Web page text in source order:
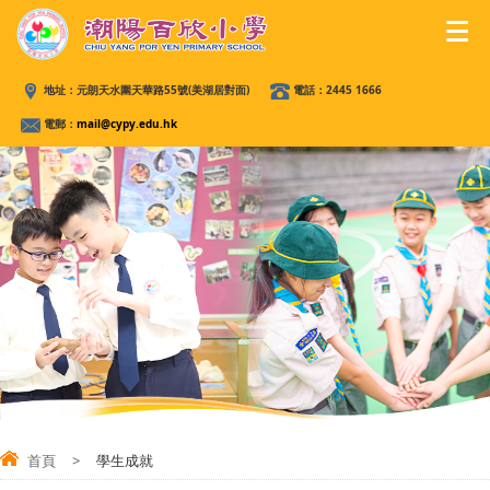
地址： 元朗天水圍天華路55號(美湖居對面) 電話： 2445 1666
電郵： mail@cypy.edu.hk
首頁 > 學生成就